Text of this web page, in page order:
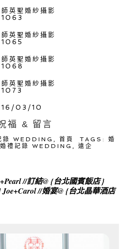
03/10
福 & 留言
錄 WEDDING ,首頁 TAGS:婚
婚禮記錄 WEDDING ,遠企
//訂結@ {台北國賓飯店 }
//婚宴@ {台北晶華酒店